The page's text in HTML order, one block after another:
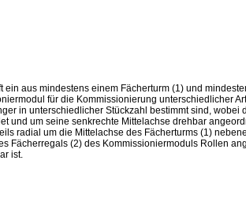
ein aus mindestens einem Fächerturm (1) und
für die Kommissionierung unterschiedlicher
in unterschiedlicher Stückzahl bestimmt sind, wobei
und um seine senkrechte Mittelachse drehbar
radial um die Mittelachse des Fächerturms (1)
Fächerregals (2) des Kommissioniermoduls Rollen
ist.